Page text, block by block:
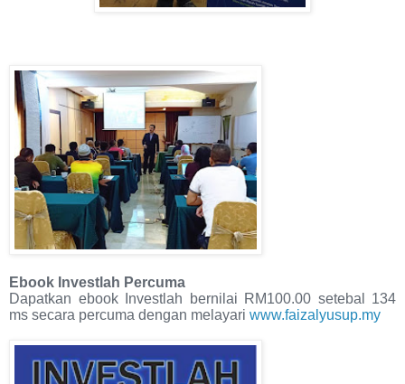
Ebook Investlah Percuma
Dapatkan ebook Investlah bernilai RM100.00 setebal 134
ms secara percuma dengan melayari www.faizalyusup.my